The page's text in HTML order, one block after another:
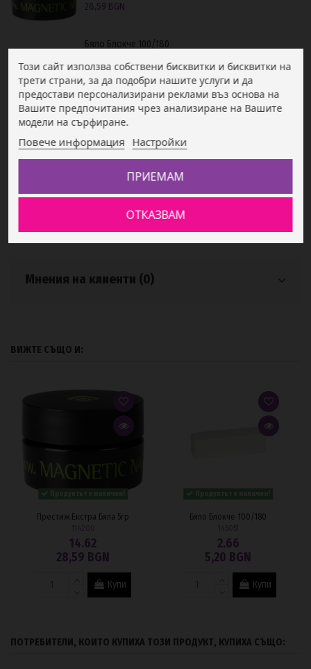
28,59 BGN
Бяло Блокче 100/180
5,20 BGN
Мнения на клиенти (0)
ВИЖТЕ СЪЩО И:
Престиж Екстра Бяла 5гр
14.62
28,59 BGN
Купи
Бяло Блокче 100/180
2.66
5,20 BGN
Купи
ПОТРЕБИТЕЛИ, КОИТО КУПИХА ТОЗИ ПРОДУКТ, КУПИХА СЪЩО:
Този сайт използва собствени бисквитки и бисквитки на
трети страни, за да подобри нашите услуги и да
предостави персонализирани реклами въз основа на
Вашите предпочитания чрез анализиране на Вашите
модели на сърфиране.
Повече информация Настройки
ОТКАЗВАМ
ПРИЕМАМ